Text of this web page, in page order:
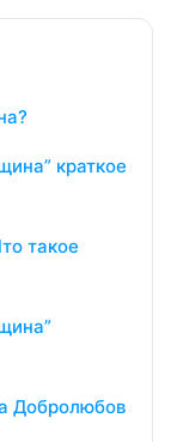
краткое
такое
Добролюбов